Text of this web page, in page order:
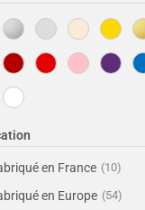
en France (10)
en Europe (54)